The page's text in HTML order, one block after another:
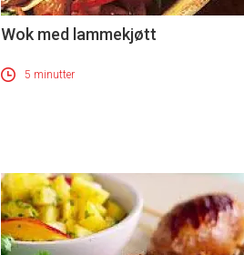
Wok med lammekjøtt
5 minutter